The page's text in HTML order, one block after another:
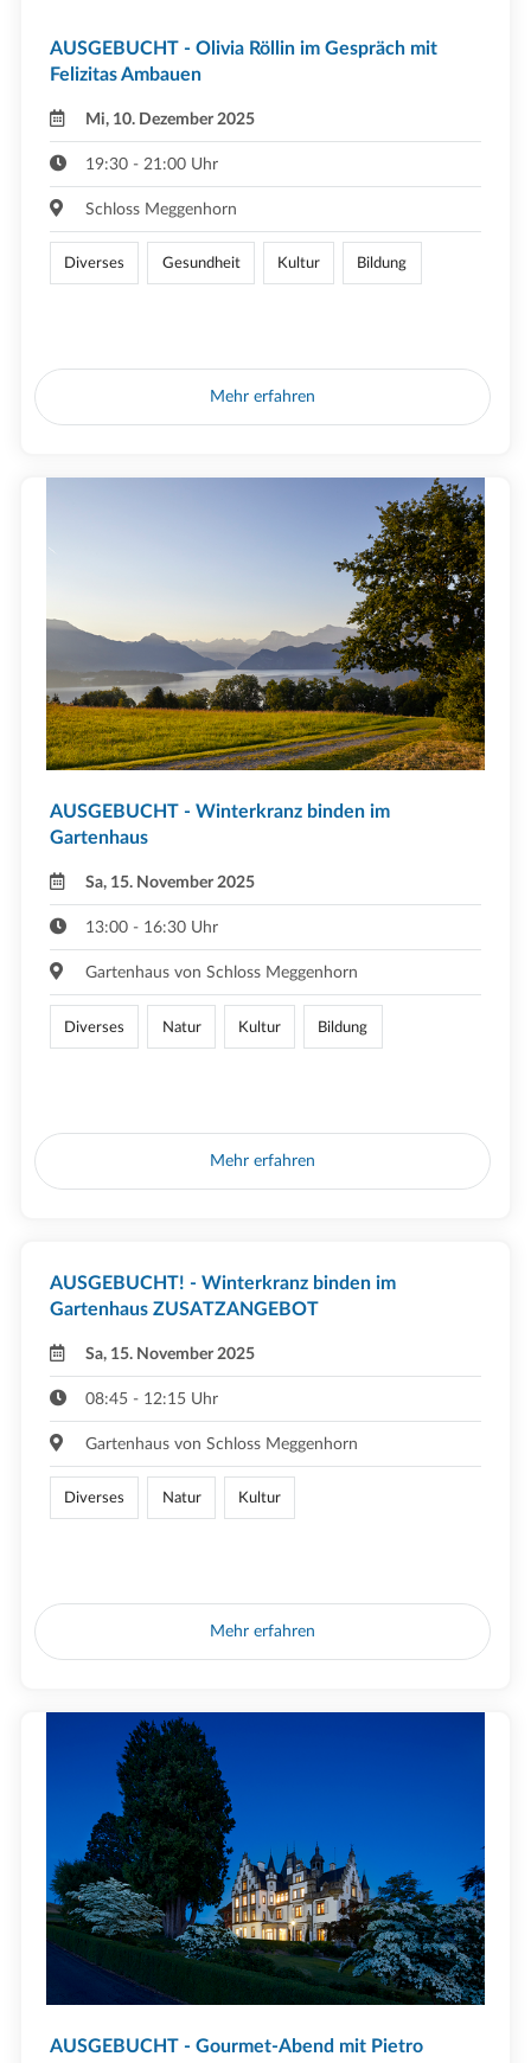
AUSGEBUCHT - Olivia Röllin im Gespräch mit
Felizitas Ambauen
Mi, 10. Dezember 2025
19:30 - 21:00 Uhr
Schloss Meggenhorn
Diverses Gesundheit Kultur Bildung
Mehr erfahren
AUSGEBUCHT - Winterkranz binden im
Gartenhaus
Sa, 15. November 2025
13:00 - 16:30 Uhr
Gartenhaus von Schloss Meggenhorn
Diverses Natur Kultur Bildung
Mehr erfahren
AUSGEBUCHT! - Winterkranz binden im
Gartenhaus ZUSATZANGEBOT
Sa, 15. November 2025
08:45 - 12:15 Uhr
Gartenhaus von Schloss Meggenhorn
Diverses Natur Kultur
Mehr erfahren
AUSGEBUCHT - Gourmet-Abend mit Pietro